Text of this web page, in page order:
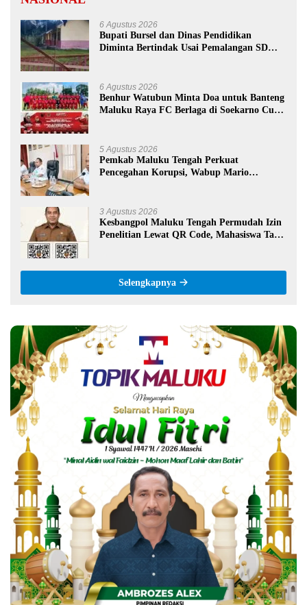
6 Agustus 2026
Bupati Bursel dan Dinas Pendidikan
Diminta Bertindak Usai Pemalangan SD
6 Agustus 2026
Benhur Watubun Minta Doa untuk Banteng
Maluku Raya FC Berlaga di Soekarno Cup
5 Agustus 2026
Pemkab Maluku Tengah Perkuat
Pencegahan Korupsi, Wabup Mario
3 Agustus 2026
Kesbangpol Maluku Tengah Permudah Izin
Penelitian Lewat QR Code, Mahasiswa Tak
Selengkapnya